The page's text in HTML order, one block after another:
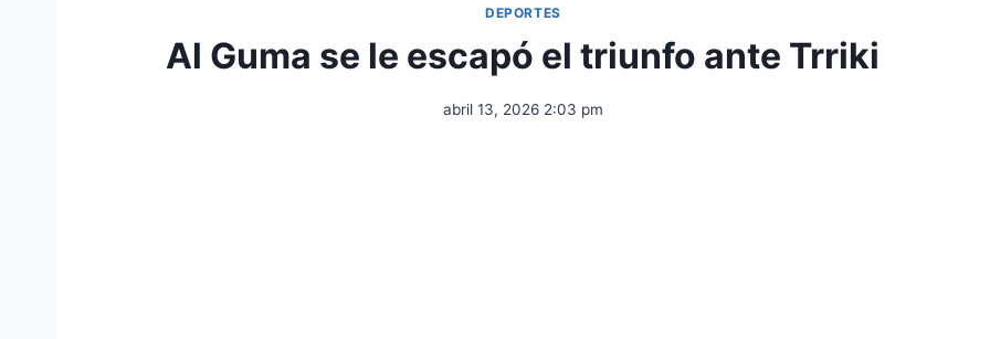
DEPORTES
Al Guma se le escapó el triunfo ante Trriki
abril 13, 2026 2:03 pm